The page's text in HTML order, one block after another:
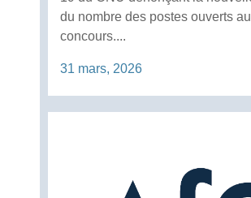
du nombre des postes ouverts au
concours....
31 mars, 2026